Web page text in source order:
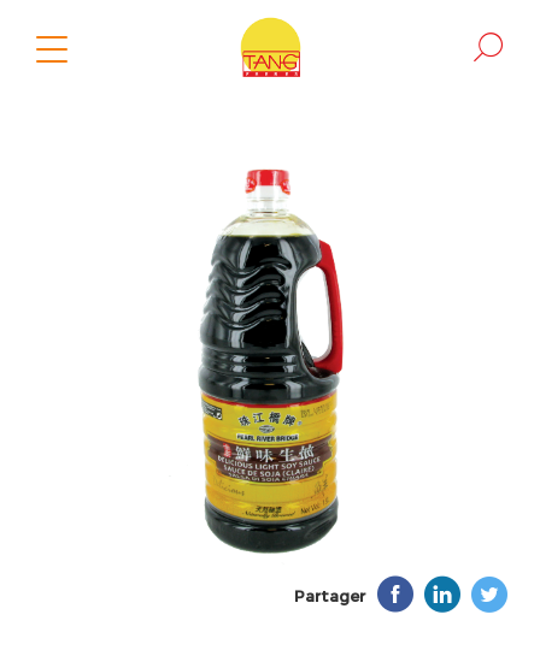
Partager